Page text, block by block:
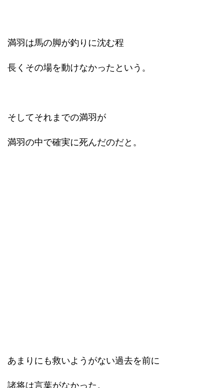
満羽は馬の脚が釣りに沈む程
長くその場を動けなかったという。
そしてそれまでの満羽が
満羽の中で確実に死んだのだと。
あまりにも救いようがない過去を前に
諸将は言葉がなかった。